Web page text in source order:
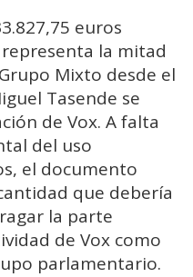
euros
la mitad
Mixto desde el
Tasende se
de Vox. A falta
del uso
el documento
que debería
la parte
de Vox como
parlamentario.